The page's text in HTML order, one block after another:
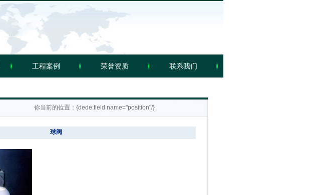
工程案例 荣誉资质 联系我们
你当前的位置：{dede:field name="position"/}
球阀